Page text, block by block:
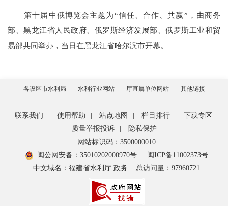
第十届中俄博览会主题为“信任、合作、共赢”，由商务
部、黑龙江省人民政府、俄罗斯经济发展部、俄罗斯工业和贸
易部共同举办，当日在黑龙江省哈尔滨市开幕。
各设区市水利局 水利行业网站 厅直属单位网站 其他链接
联系我们 使用帮助 站点地图 栏目排行 下载专区
质量举报投诉
隐私保护
网站标识码：3500000010
闽公网安备：35010202000970号
闽ICP备11002373号
中文域名：福建省水利厅.政务
总访问量： 97960721